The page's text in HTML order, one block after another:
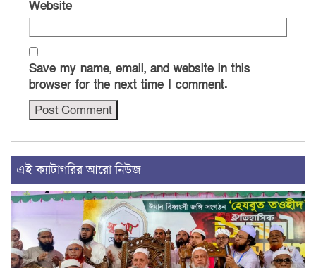
Website
Save my name, email, and website in this
browser for the next time I comment.
এই ক্যাটাগরির আরো নিউজ